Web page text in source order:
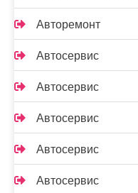
Авторемонт
Автосервис
Автосервис
Автосервис
Автосервис
Автосервис